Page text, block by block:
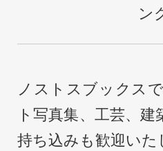
ン
ノストスブックス
ト写真集、工芸、
持ち込みも歓迎いた